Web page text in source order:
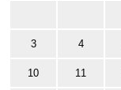
3 4
10 11